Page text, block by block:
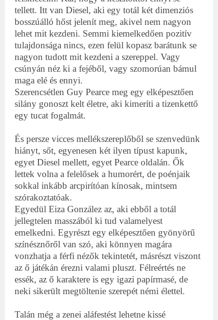
tellett. Itt van Diesel, aki egy totál két dimenziós
bosszúálló hőst jelenít meg, akivel nem nagyon
lehet mit kezdeni. Semmi kiemelkedően pozitív
tulajdonsága nincs, ezen felül kopasz barátunk se
nagyon tudott mit kezdeni a szereppel. Vagy
csúnyán néz ki a fejéből, vagy szomorúan bámul
maga elé és ennyi.
Szerencsétlen Guy Pearce meg egy elképesztően
silány gonoszt kelt életre, aki kimeríti a tizenkettő
egy tucat fogalmát.
És persze vicces mellékszereplőből se szenvedünk
hiányt, sőt, egyenesen két ilyen típust kapunk,
egyet Diesel mellett, egyet Pearce oldalán. Ők
lettek volna a felelősek a humorért, de poénjaik
sokkal inkább arcpirítóan kínosak, mintsem
szórakoztatóak.
Egyedül Eiza González az, aki ebből a totál
jellegtelen masszából ki tud valamelyest
emelkedni. Egyrészt egy elképesztően gyönyörű
színésznőről van szó, aki könnyen magára
vonzhatja a férfi nézők tekintetét, másrészt viszont
az ő játékán érezni valami pluszt. Félreértés ne
essék, az ő karaktere is egy igazi papírmasé, de
neki sikerült megtöltenie szerepét némi élettel.
Talán még a zenei aláfestést lehetne kissé